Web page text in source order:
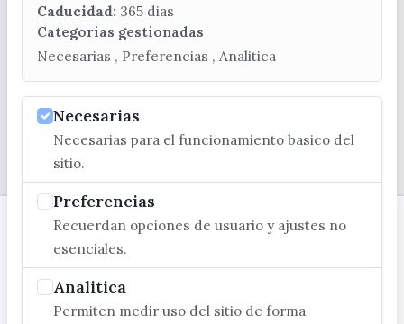
turismo@velezmalaga.es
C/ Poniente, 2. CP 29740 - Torre del Mar
Caducidad: 365 dias
Categorias gestionadas
Necesarias , Preferencias , Analitica
Necesarias
Necesarias para el funcionamiento basico del
sitio.
Preferencias
Recuerdan opciones de usuario y ajustes no
esenciales.
Analitica
Permiten medir uso del sitio de forma